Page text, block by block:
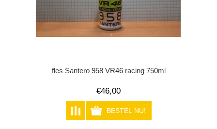
fles Santero 958 VR46 racing 750ml
€46,00